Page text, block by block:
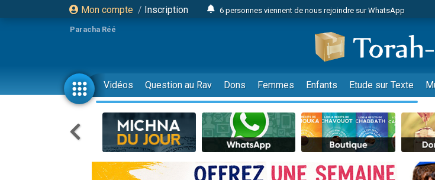
Mon compte / Inscription
6 personnes viennent de nous rejoindre sur WhatsApp
2 personnes viennent de faire un don pour 1 Journée de
17 personnes viennent de demander une bénédiction
4 personnes viennent de nous rejoindre sur WhatsApp
Il reste 49 places pour étudier en groupe sur Zoom
23 personnes viennent de faire un don pour Diane, 80 ans,
Eva vient de donner son Maasser
4 personnes viennent de nous rejoindre sur WhatsApp
3 personnes viennent de nous rejoindre sur WhatsApp
Paracha Réé
Vidéos Question au Rav Dons Femmes Enfants Etude sur Texte